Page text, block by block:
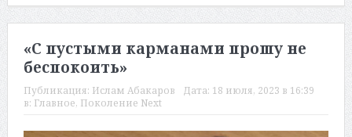
«С пустыми карманами прошу не
беспокоить»
Публикация: Ислам Абакаров Дата: 18 июля, 2023 в 16:39
в: Главное, Поколение Next